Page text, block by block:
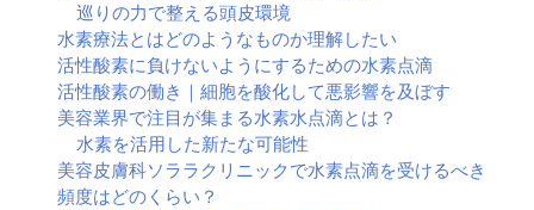
巡りの力で整える頭皮環境
水素療法とはどのようなものか理解したい
活性酸素に負けないようにするための水素点滴
活性酸素の働き｜細胞を酸化して悪影響を及ぼす
美容業界で注目が集まる水素水点滴とは？
水素を活用した新たな可能性
美容皮膚科ソララクリニックで水素点滴を受けるべき
頻度はどのくらい？